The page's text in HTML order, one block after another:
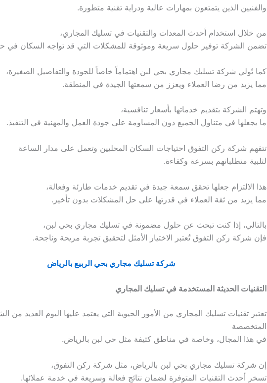
والفنيين الذين يتمتعون بمهارات عالية ودراية تقنية متطورة.
من خلال استخدام أحدث المعدات والتقنيات في تسليك المجاري،
تضمن الشركة توفير حلول سريعة وموثوقة للمشكلات التي قد تواجه السكان في
كما تُولي شركة تسليك مجاري بحي لبن اهتماماً خاصاً للجودة والتفاصيل الصغيرة،
مما يزيد من رضا العملاء ويعزز من سمعتها الجيدة في المنطقة.
وتهتم الشركة بتقديم خدماتها بأسعار تنافسية،
ما يجعلها في متناول الجميع دون المساومة على جودة العمل والمهنية في التنفيذ.
تتفهم شركة ركن التفوق احتياجات السكان المحليين وتعمل على مدار الساعة
لتلبية متطلباتهم بسرعة وكفاءة.
هذا الالتزام جعلها تحقق سمعة جيدة في تقديم خدمات طارئة وفعالة،
مما يزيد من ثقة العملاء في قدرتها على حل المشكلات بدون تأخير.
بالتالي، إذا كنت تبحث عن حلول مضمونة في تسليك مجاري بحي لبن،
فإن شركة ركن التفوق تُعتبر الاختيار الأمثل لتحقيق تجربة مريحة وناجحة.
شركة تسليك مجاري بحي الربيع بالرياض
التقنيات الحديثة المستخدمة في تسليك المجاري
تعتبر تقنيات تسليك المجاري من الأمور الحيوية التي يعتمد عليها اليوم العديد من
المتخصصة
في هذا المجال، وخاصة في مناطق كثيفة مثل حي لبن بالرياض.
إن شركة تسليك مجاري بحي لبن بالرياض، مثل شركة ركن التفوق،
تسخر أحدث التقنيات المتوفرة لضمان نتائج فعالة وسريعة في خدمة عملائها.